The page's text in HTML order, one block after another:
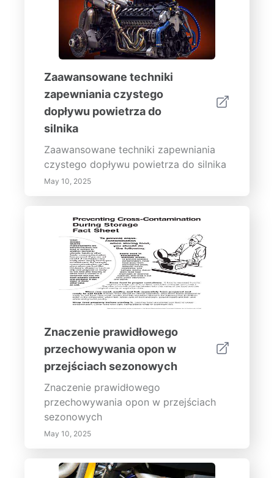
Zaawansowane techniki
zapewniania czystego
dopływu powietrza do
silnika
Zaawansowane techniki zapewniania
czystego dopływu powietrza do silnika
May 10, 2025
Znaczenie prawidłowego
przechowywania opon w
przejściach sezonowych
Znaczenie prawidłowego
przechowywania opon w przejściach
sezonowych
May 10, 2025